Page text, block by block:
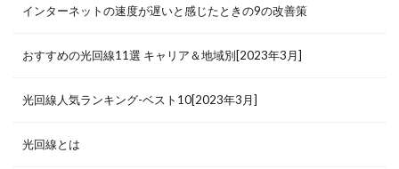
インターネットの速度が遅いと感じたときの9の改善策
おすすめの光回線11選 キャリア＆地域別[2023年3月]
光回線人気ランキング-ベスト10[2023年3月]
光回線とは